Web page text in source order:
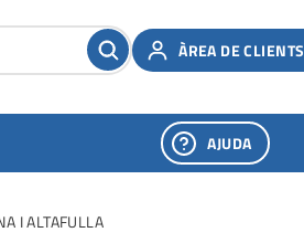
ÀREA DE CLIENTS
AJUDA
I ALTAFULLA